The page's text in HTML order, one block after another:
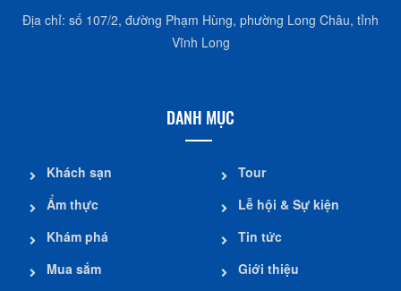
Địa chỉ: số 107/2, đường Phạm Hùng, phường Long Châu, tỉnh
Vĩnh Long
DANH MỤC
Khách sạn
Ẩm thực
Khám phá
Mua sắm
Tour
Lễ hội & Sự kiện
Tin tức
Giới thiệu